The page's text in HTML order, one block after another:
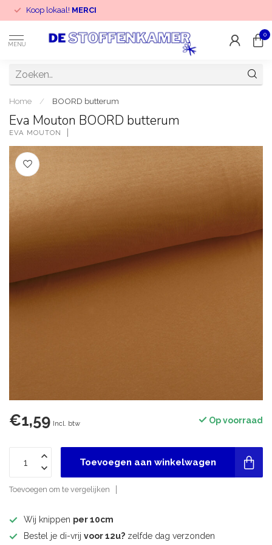
Koop lokaal! MERCI
MENU
0
Home / BOORD butterum
Eva Mouton BOORD butterum
EVA MOUTON
€1,59 Incl. btw Op voorraad
Toevoegen aan winkelwagen
Toevoegen om te vergelijken
Wij knippen per 10cm
Bestel je di-vrij voor 12u? zelfde dag verzonden